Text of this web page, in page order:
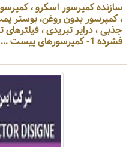
سازنده کمپرسور اسکرو ،
، کمپرسور بدون روغن، بوستر
جذبی ، درایر تبریدی ،
فشرده 1- کمپرسورهای پیست ...